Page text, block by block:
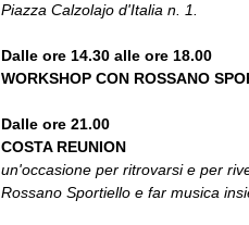
Piazza Calzolajo d'Italia n. 1.
Dalle ore 14.30 alle ore 18.00
WORKSHOP CON ROSSANO
Dalle ore 21.00
COSTA REUNION
un'occasione per ritrovarsi e per
Rossano Sportiello e far musica